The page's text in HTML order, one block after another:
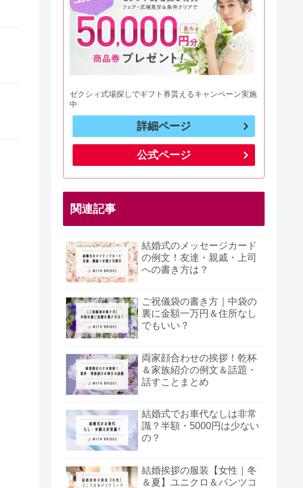
ゼクシィ式場探しでギフト券貰えるキャンペーン実施
中
詳細ページ
公式ページ
関連記事
結婚式のメッセージカード
の例文！友達・親戚・上司
への書き方は？
ご祝儀袋の書き方｜中袋の
裏に金額一万円＆住所なし
でもいい？
両家顔合わせの挨拶！乾杯
＆家族紹介の例文＆話題・
話すことまとめ
結婚式でお車代なしは非常
識？半額・5000円は少ない
の？
結婚挨拶の服装【女性｜冬
＆夏】ユニクロ＆パンツコ